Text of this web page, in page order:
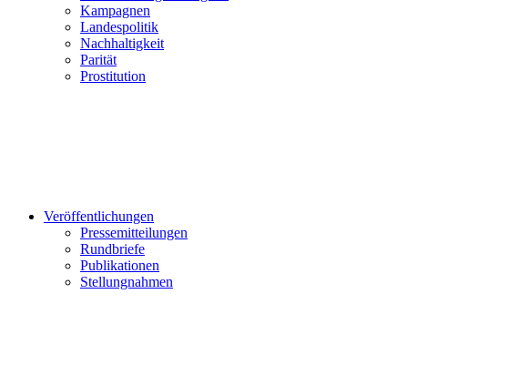
Kampagnen
Landespolitik
Nachhaltigkeit
Parität
Prostitution
Veröffentlichungen
Pressemitteilungen
Rundbriefe
Publikationen
Stellungnahmen